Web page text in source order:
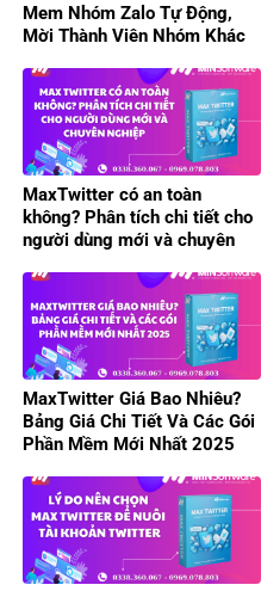
Mem Nhóm Zalo Tự Động,
Mời Thành Viên Nhóm Khác
MaxTwitter có an toàn
không? Phân tích chi tiết cho
người dùng mới và chuyên
MaxTwitter Giá Bao Nhiêu?
Bảng Giá Chi Tiết Và Các Gói
Phần Mềm Mới Nhất 2025